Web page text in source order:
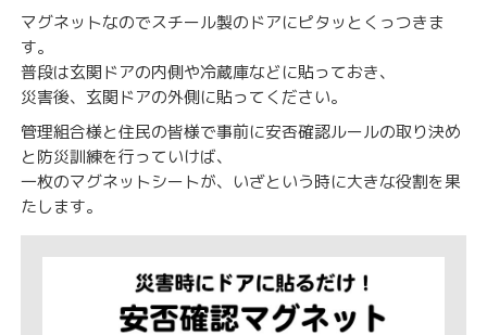
マグネットなのでスチール製のドアにピタッとくっつきま
す。
普段は玄関ドアの内側や冷蔵庫などに貼っておき、
災害後、玄関ドアの外側に貼ってください。
管理組合様と住民の皆様で事前に安否確認ルールの取り決め
と防災訓練を行っていけば、
一枚のマグネットシートが、いざという時に大きな役割を果
たします。